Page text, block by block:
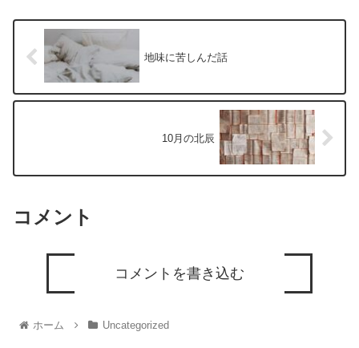
地味に苦しんだ話
10月の北辰
コメント
コメントを書き込む
ホーム Uncategorized